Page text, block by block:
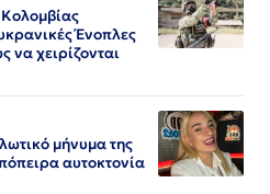
Ένοπλες
να χειρίζονται
μήνυμα της
αυτοκτονία